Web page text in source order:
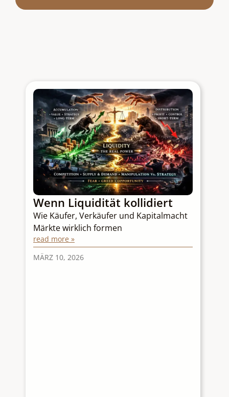
Wenn Liquidität kollidiert
Wie Käufer, Verkäufer und Kapitalmacht
Märkte wirklich formen
read more »
MÄRZ 10, 2026